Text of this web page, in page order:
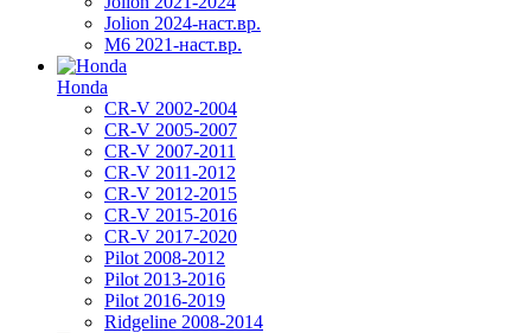
Jolion 2024-наст.вр.
М6 2021-наст.вр.
Honda
CR-V 2002-2004
CR-V 2005-2007
CR-V 2007-2011
CR-V 2011-2012
CR-V 2012-2015
CR-V 2015-2016
CR-V 2017-2020
Pilot 2008-2012
Pilot 2013-2016
Pilot 2016-2019
Ridgeline 2008-2014